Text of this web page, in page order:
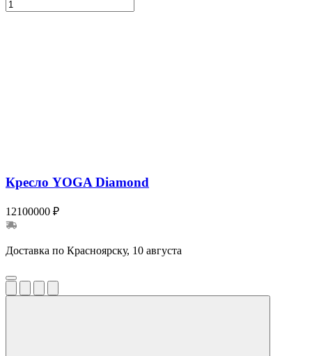
Кресло YOGA Diamond
12100000 ₽
Доставка по Красноярску, 10 августа